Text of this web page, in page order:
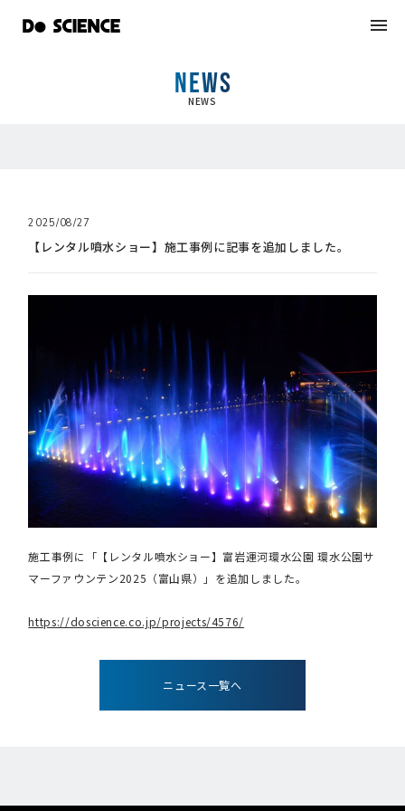
NEWS
NEWS
2025/08/27
【レンタル噴水ショー】施工事例に記事を追加しました。
施工事例に「【レンタル噴水ショー】富岩運河環水公園 環水公園サ
マーファウンテン2025（富山県）」を追加しました。
https://doscience.co.jp/projects/4576/
ニュース一覧へ